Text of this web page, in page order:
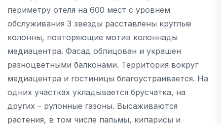
периметру отеля на 600 мест с уровнем
обслуживания 3 звезды расставлены круглые
колонны, повторяющие мотив колоннады
медиацентра. Фасад облицован и украшен
разноцветными балконами. Территория вокруг
медиацентра и гостиницы благоустраивается. На
одних участках укладывается брусчатка, на
других – рулонные газоны. Высаживаются
растения, в том числе пальмы, кипарисы и